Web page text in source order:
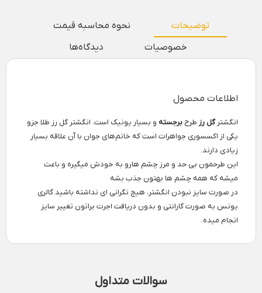
توضیحات
نحوه محاسبه قیمت
خصوصیات
دیدگاه‌ها
اطلاعات محصول
انگشترگل رز طرح برجسته و بسیار یونیک است. انگشتر گل رز طلا جزو
یکی از اکسسوری جواهرات است که خانم‌های جوان با آن علاقه بسیار
زیادی دارند.
این طرحمون بی حد و مرز چشم هارو به خودش میگیره و باعث
میشه که همه چشم ها بهتون جذب بشه
در صورت سایز نبودن انگشتر، هیچ نگرانی ای نداشته باشید گالری
یونس به صورت گارانتی و بدون دریافت اجرت براتون تغییر سایز
انجام میده.
سوالات متداول